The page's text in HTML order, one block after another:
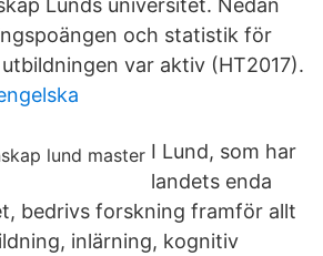
Lunds universitet. Nedan
och statistik för
var aktiv (HT2017).
I Lund, som har
landets enda
bedrivs forskning framför allt
inlärning, kognitiv